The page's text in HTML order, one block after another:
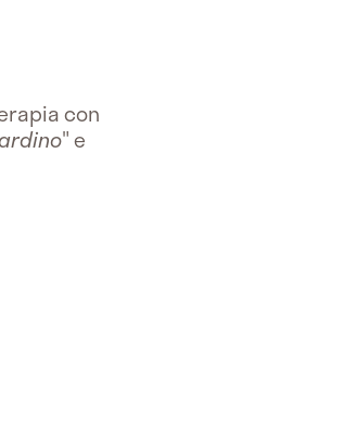
con
" e